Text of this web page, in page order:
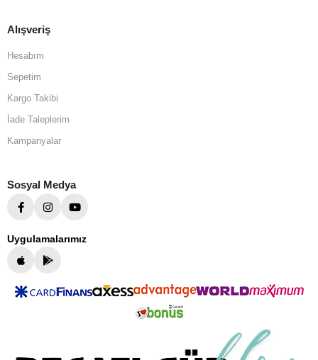
Alışveriş
Hesabım
Sepetim
Kargo Takibi
İade Taleplerim
Kampanyalar
Sosyal Medya
Uygulamalarımız